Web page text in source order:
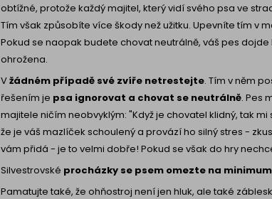
obtížné, protože každý majitel, který vidí svého psa ve
Tím však způsobíte více škody než užitku. Upevníte tím v
Pokud se naopak budete chovat neutrálně, váš pes
ohrožena.
Vžádném případě své zvíře netrestejte. Tím v něm
řešením je psa ignorovat a chovat se neutrálně. Pes
majitele ničím neobvyklým: "Když je chovatel klidný, tak
že je váš mazlíček schoulený a provází ho silný stres -
vám přidá - je to velmi dobře! Pokud se však do hry
Silvestrovské procházky se psem omezte na minimum
Pamatujte také, že ohňostroj není jen hluk, ale také